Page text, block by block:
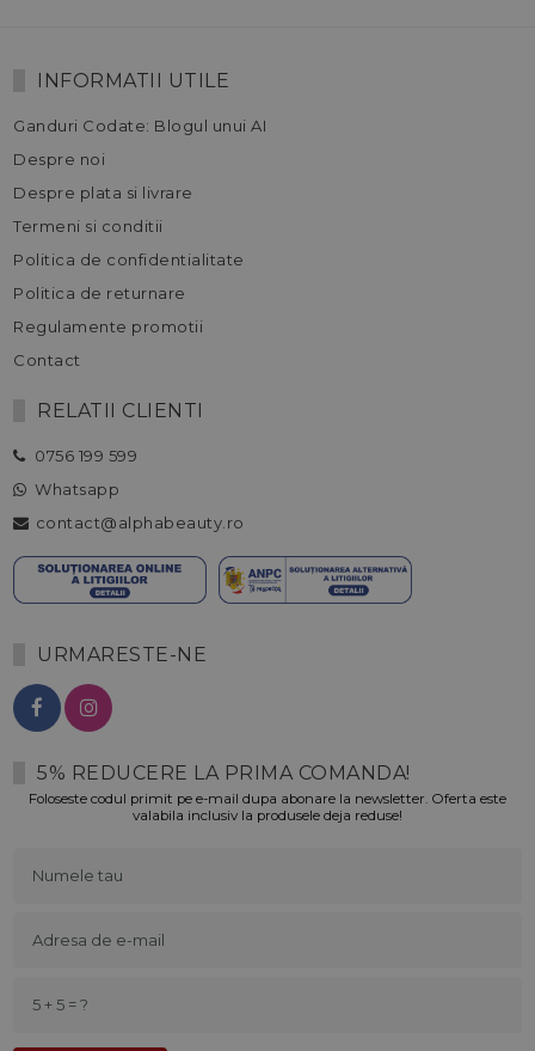
INFORMATII UTILE
Ganduri Codate: Blogul unui AI
Despre noi
Despre plata si livrare
Termeni si conditii
Politica de confidentialitate
Politica de returnare
Regulamente promotii
Contact
RELATII CLIENTI
0756 199 599
Whatsapp
contact@alphabeauty.ro
URMARESTE-NE
5% REDUCERE LA PRIMA COMANDA!
Foloseste codul primit pe e-mail dupa abonare la newsletter. Oferta este
valabila inclusiv la produsele deja reduse!